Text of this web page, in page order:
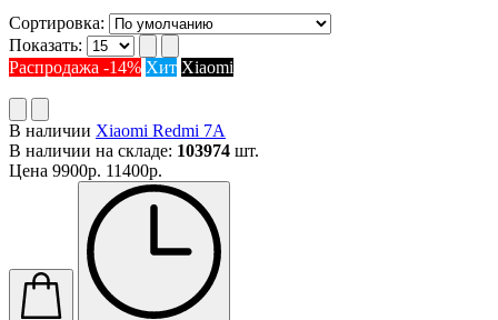
Сортировка:
Показать:
Распродажа -14% Хит Xiaomi
В наличии Xiaomi Redmi 7A
В наличии на складе: 103974 шт.
Цена 9900р. 11400р.